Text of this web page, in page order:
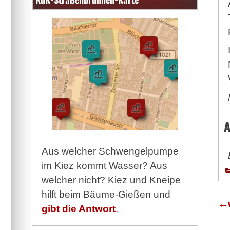
←
Aus welcher Schwengelpumpe
im Kiez kommt Wasser? Aus
welcher nicht? Kiez und Kneipe
hilft beim Bäume-Gießen und
gibt die Antwort.